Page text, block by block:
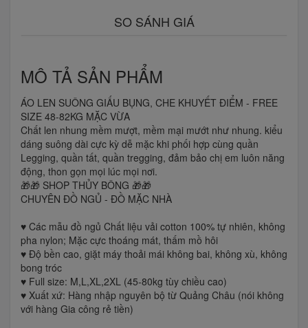
SO SÁNH GIÁ
MÔ TẢ SẢN PHẨM
ÁO LEN SUÔNG GIẤU BỤNG, CHE KHUYẾT ĐIỂM - FREE
SIZE 48-82KG MẶC VỪA
Chất len nhung mềm mượt, mềm mại mướt như nhung. kiểu
dáng suông dài cực kỳ dễ mặc khi phối hợp cùng quần
Legging, quần tất, quần tregging, đảm bảo chị em luôn năng
động, thon gọn mọi lúc mọi nơi.
🎁🎁 SHOP THỦY BÔNG 🎁🎁
CHUYÊN ĐỒ NGỦ - ĐỒ MẶC NHÀ
♥️ Các mẫu đồ ngủ Chất liệu vải cotton 100% tự nhiên, không
pha nylon; Mặc cực thoáng mát, thấm mồ hôi
♥️ Độ bền cao, giặt máy thoải mái không bai, không xù, không
bong tróc
♥️ Full size: M,L,XL,2XL (45-80kg tùy chiều cao)
♥️ Xuất xứ: Hàng nhập nguyên bộ từ Quảng Châu (nói không
với hàng Gia công rẻ tiền)